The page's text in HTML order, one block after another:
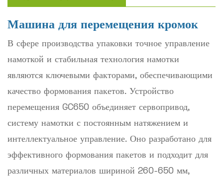
Машина для перемещения кромок
В сфере производства упаковки точное управление
намоткой и стабильная технология намотки
являются ключевыми факторами, обеспечивающими
качество формования пакетов. Устройство
перемещения GC650 объединяет сервопривод,
систему намотки с постоянным натяжением и
интеллектуальное управление. Оно разработано для
эффективного формования пакетов и подходит для
различных материалов шириной 260-650 мм,